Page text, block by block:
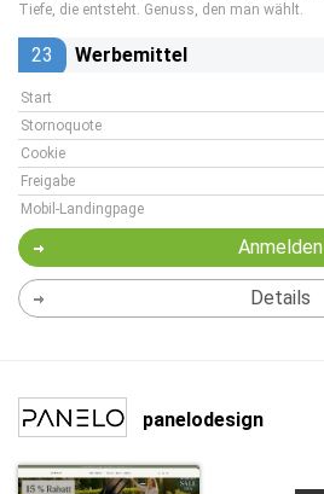
Tiefe, die entsteht. Genuss, den man wählt.
23 Werbemittel
Start
Stornoquote
Cookie
Freigabe
Mobil-Landingpage
Anmelden
Details
panelodesign